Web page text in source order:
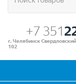
+7 351
г. Челябинск
102